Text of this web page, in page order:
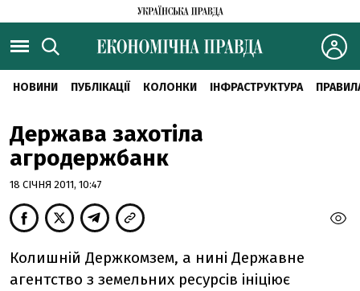
НОВИНИ ПУБЛІКАЦІЇ КОЛОНКИ ІНФРАСТРУКТУРА
Держава захотіла
агродержбанк
18 СІЧНЯ 2011, 10:47
Колишній Держкомзем, а нині Державне
агентство з земельних ресурсів ініціює